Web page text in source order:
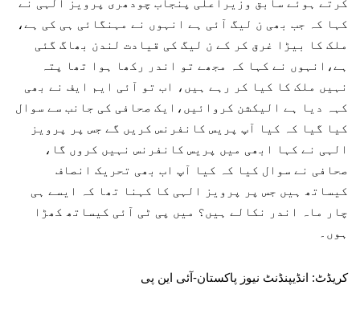
کرتے ہوئے سابق وزیراعلی پنجاب چودھری پرویز الہی نے
کہا کہ جب بھی ن لیگ آئی ہے انہوں نے مہنگائی ہی کی ہے،
ملک کا بیڑا غرق کر کے ن لیگ کی قیادت لندن بھاگ گئی
ہے،انہوں نے کہا کہ مجھے تو اندر رکھا ہوا تھا پتہ
نہیں ملک کا کیا کر رہے ہیں، اب تو آئی ایم ایف نے بھی
کہہ دیا ہے الیکشن کروائیں،ایک صحافی کی جانب سے سوال
کیا گیا کہ کیا آپ پریس کانفرنس کریں گے جس پر پرویز
الہی نے کہا ابھی میں پریس کانفرنس نہیں کروں گا،
صحافی نے سوال کیا کہ کیا آپ اب بھی تحریک انصاف
کیساتھ ہیں جس پر پرویز الہی کا کہنا تھا کہ ایسے ہی
چار ماہ اندر نکالے ہیں؟ میں پی ٹی آئی کیساتھ کھڑا
ہوں۔
کریڈٹ: انڈیپنڈنٹ نیوز پاکستان-آئی این پی